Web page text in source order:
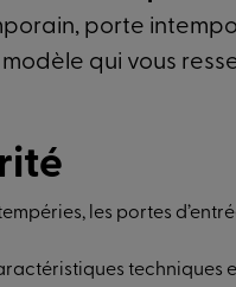
porte
qui vous
les portes
techniques